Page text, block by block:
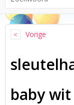
Vorige
baby wit